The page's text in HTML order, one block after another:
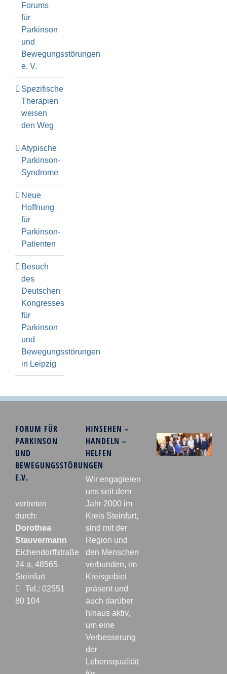
Forums
für
Parkinson
und
Bewegungsstörungen
e. V.
Spezifische
Therapien
weisen
den Weg
Atypische
Parkinson-
Syndrome
Neue
Hoffnung
für
Parkinson-
Patienten
Besuch
des
Deutschen
Kongresses
für
Parkinson
und
Bewegungsstörungen
in Leipzig
FORUM FÜR
PARKINSON
UND
BEWEGUNGSSTÖRUNGEN
E.V.
vertreten
durch:
Dorothea
Stauvermann
Eichendorffstraße
24 a, 48565
Steinfurt
Tel.: 02551
80 104
HINSEHEN –
HANDELN –
HELFEN
Wir engagieren
uns seit dem
Jahr 2000 im
Kreis Steinfurt,
sind mit der
Region und
den Menschen
verbunden, im
Kreisgebiet
präsent und
auch darüber
hinaus aktiv,
um eine
Verbesserung
der
Lebensqualität